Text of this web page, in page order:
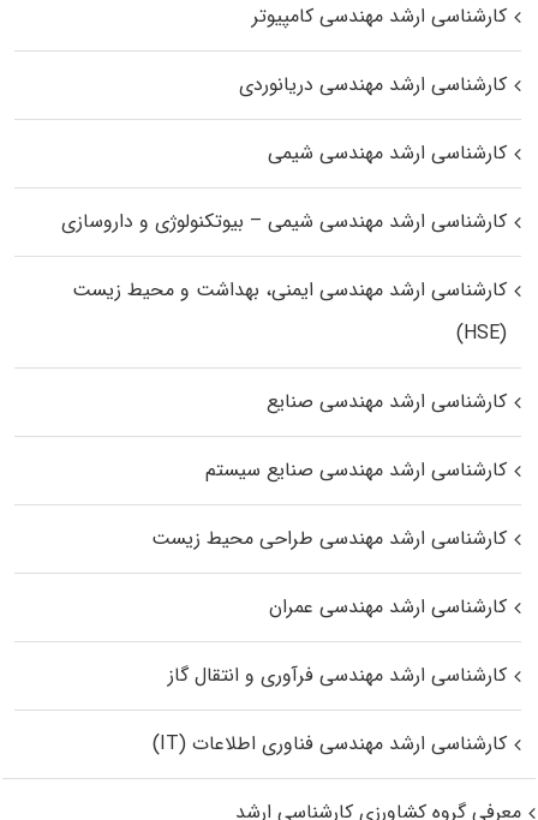
کارشناسی ارشد مهندسی کامپیوتر
کارشناسی ارشد مهندسی دریانوردی
کارشناسی ارشد مهندسی شیمی
کارشناسی ارشد مهندسی شیمی – بیوتکنولوژی و داروسازی
کارشناسی ارشد مهندسی ایمنی، بهداشت و محیط زیست
(HSE)
کارشناسی ارشد مهندسی صنایع
کارشناسی ارشد مهندسی صنایع سیستم
کارشناسی ارشد مهندسی طراحی محیط زیست
کارشناسی ارشد مهندسی عمران
کارشناسی ارشد مهندسی فرآوری و انتقال گاز
کارشناسی ارشد مهندسی فناوری اطلاعات (IT)
معرفی گروه کشاورزی کارشناسی ارشد